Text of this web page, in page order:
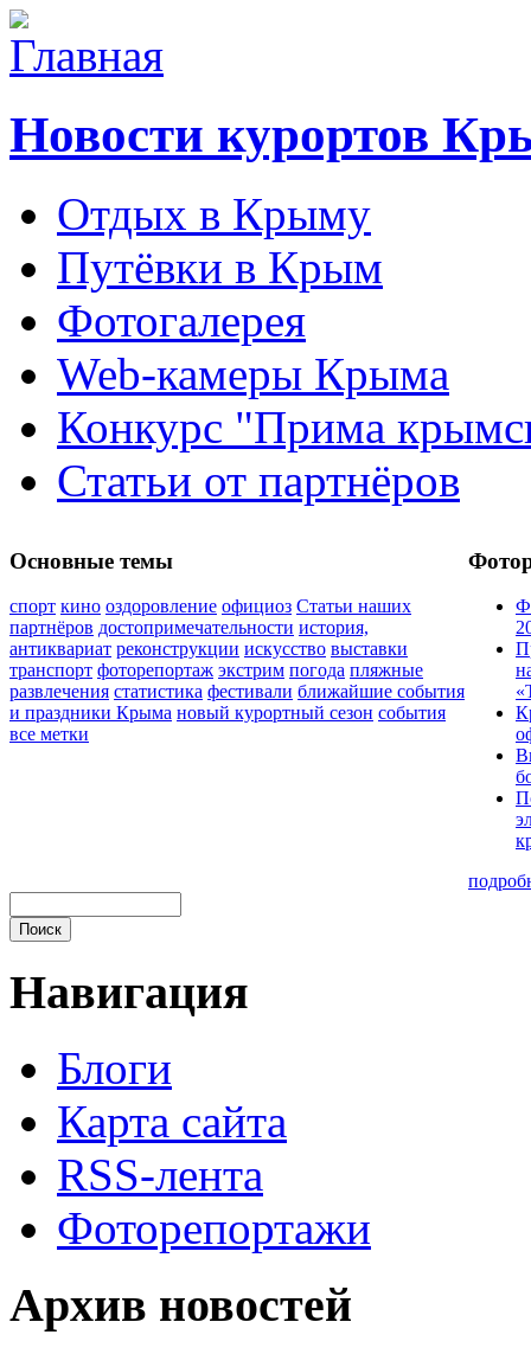
Новости курортов
Отдых в Крыму
Путёвки в Крым
Фотогалерея
Web-камеры Крыма
Конкурс "Прима
Статьи от партнёров
Основные темы
спорт кино оздоровление официоз Статьи наших
партнёров достопримечательности история,
антиквариат реконструкции искусство выставки
транспорт фоторепортаж экстрим погода пляжные
развлечения статистика фестивали ближайшие события
и праздники Крыма новый курортный сезон события
все метки
Навигация
Блоги
Карта сайта
RSS-лента
Фоторепортажи
Архив новостей